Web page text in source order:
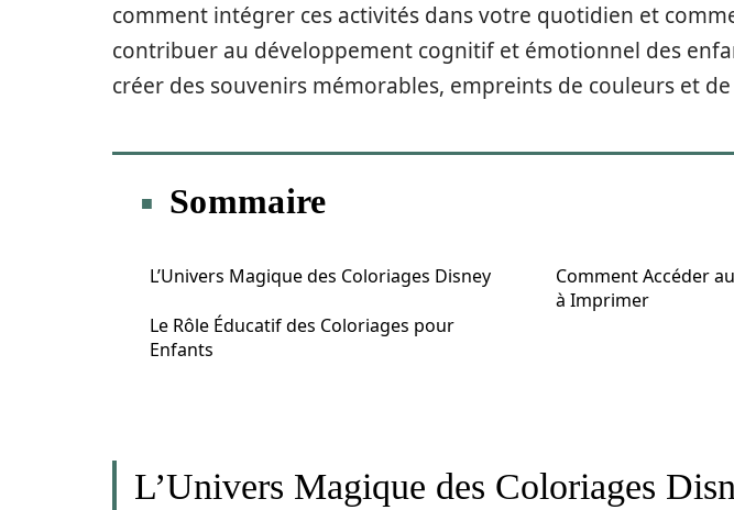
comment intégrer ces activités dans votre quotidien et
contribuer au développement cognitif et émotionnel des
créer des souvenirs mémorables, empreints de couleurs et
Sommaire
L’Univers Magique des Coloriages Disney
Le Rôle Éducatif des Coloriages pour
Enfants
Comment Accéder
à Imprimer
L’Univers Magique des Coloriages